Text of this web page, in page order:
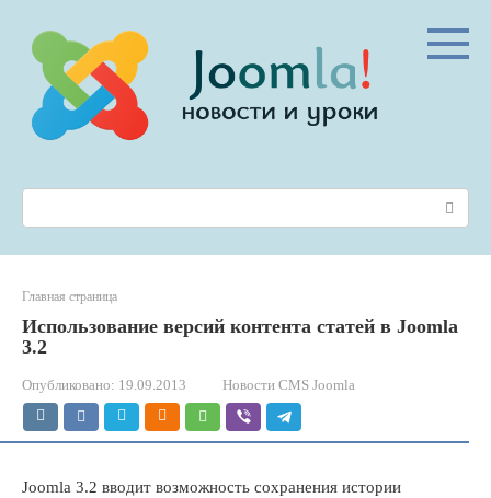
контенту
Главная страница
Использование версий контента статей в Joomla
3.2
Опубликовано: 19.09.2013 Новости CMS Joomla
Joomla 3.2 вводит возможность сохранения истории